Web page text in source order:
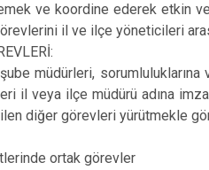
ve koordine ederek etkin
il ve ilçe yöneticileri
müdürleri, sorumluluklarına
il veya ilçe müdürü adına
diğer görevleri yürütmekle
ortak görevler